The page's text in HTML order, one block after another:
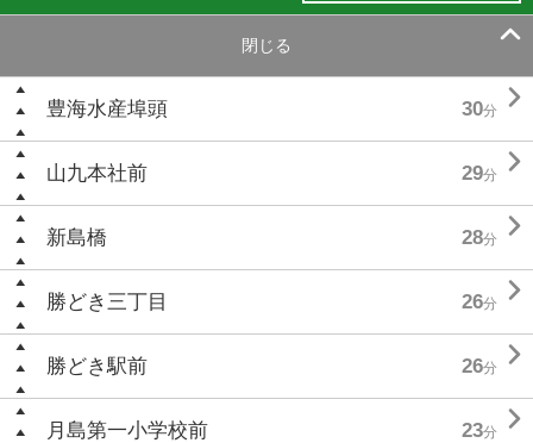
閉じる 
豊海水産埠頭 30分 
山九本社前 29分 
新島橋 28分 
勝どき三丁目 26分 
勝どき駅前 26分 
月島第一小学校前 23分 